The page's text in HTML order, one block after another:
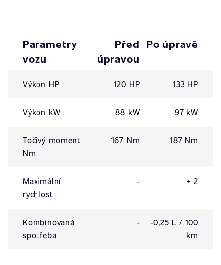
Parametry
vozu
Před
úpravou
Po úpravě
Výkon HP 120 HP 133 HP
Výkon kW 88 kW 97 kW
Točivý moment
Nm
167 Nm 187 Nm
Maximální
rychlost
- + 2
Kombinovaná
spotřeba
-
-0,25 L / 100
km